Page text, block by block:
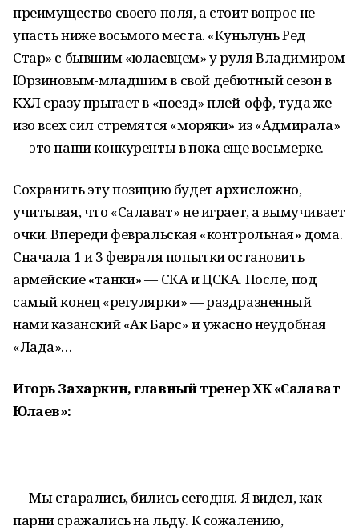
преимущество своего поля, а стоит вопрос не
упасть ниже восьмого места. «Куньлунь Ред
Стар» с бывшим «юлаевцем» у руля Владимиром
Юрзиновым-младшим в свой дебютный сезон в
КХЛ сразу прыгает в «поезд» плей-офф, туда же
изо всех сил стремятся «моряки» из «Адмирала»
— это наши конкуренты в пока еще восьмерке.
Сохранить эту позицию будет архисложно,
учитывая, что «Салават» не играет, а вымучивает
очки. Впереди февральская «контрольная» дома.
Сначала 1 и 3 февраля попытки остановить
армейские «танки» — СКА и ЦСКА. После, под
самый конец «регулярки» — раздразненный
нами казанский «Ак Барс» и ужасно неудобная
«Лада»…
Игорь Захаркин, главный тренер ХК «Салават
Юлаев»:
— Мы старались, бились сегодня. Я видел, как
парни сражались на льду. К сожалению,